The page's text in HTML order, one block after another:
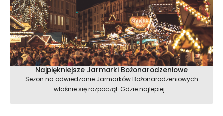
Najpiękniejsze Jarmarki Bożonarodzeniowe
Sezon na odwiedzanie Jarmarków Bożonarodzeniowych
właśnie się rozpoczął. Gdzie najlepiej...